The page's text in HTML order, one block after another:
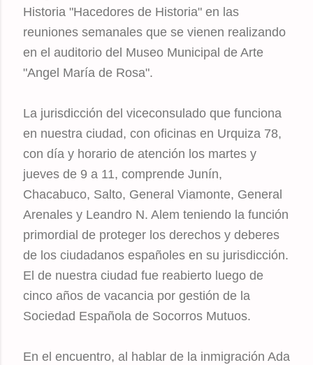
Historia "Hacedores de Historia" en las
reuniones semanales que se vienen realizando
en el auditorio del Museo Municipal de Arte
"Angel María de Rosa".
La jurisdicción del viceconsulado que funciona
en nuestra ciudad, con oficinas en Urquiza 78,
con día y horario de atención los martes y
jueves de 9 a 11, comprende Junín,
Chacabuco, Salto, General Viamonte, General
Arenales y Leandro N. Alem teniendo la función
primordial de proteger los derechos y deberes
de los ciudadanos españoles en su jurisdicción.
El de nuestra ciudad fue reabierto luego de
cinco años de vacancia por gestión de la
Sociedad Española de Socorros Mutuos.
En el encuentro, al hablar de la inmigración Ada